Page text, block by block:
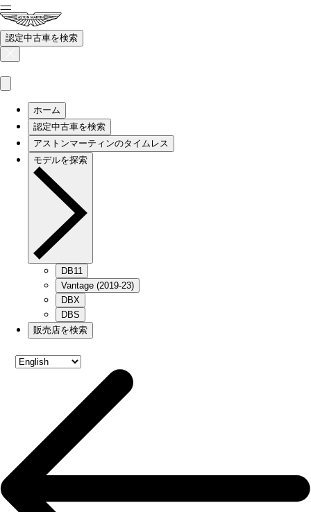
認定中古車を検索
ホーム
認定中古車を検索
アストンマーティンのタイムレス
モデルを探索
DB11
Vantage (2019-23)
DBX
DBS
販売店を検索